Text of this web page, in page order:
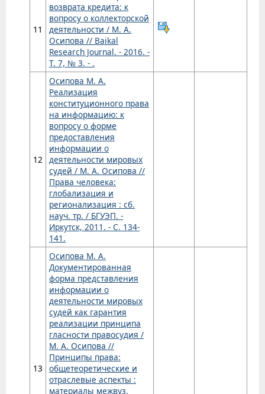
11
возврата кредита: к
вопросу о коллекторской
деятельности / М. А.
Осипова // Baikal
Research Journal. - 2016. -
Т. 7, № 3. - .
12
Осипова М. А.
Реализация
конституционного права
на информацию: к
вопросу о форме
предоставления
информации о
деятельности мировых
судей / М. А. Осипова //
Права человека:
глобализация и
регионализация : сб.
науч. тр. / БГУЭП. -
Иркутск, 2011. - С. 134-
141.
13
Осипова М. А.
Документированная
форма представления
информации о
деятельности мировых
судей как гарантия
реализации принципа
гласности правосудия /
М. А. Осипова //
Принципы права:
общетеоретические и
отраслевые аспекты :
материалы межвуз.